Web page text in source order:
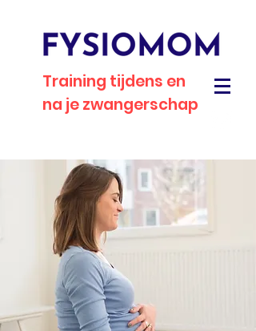
Training tijdens en
na je zwangerschap